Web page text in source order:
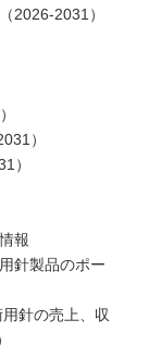
2026-2031）
）
）
報
針製品のポー
針の売上、収